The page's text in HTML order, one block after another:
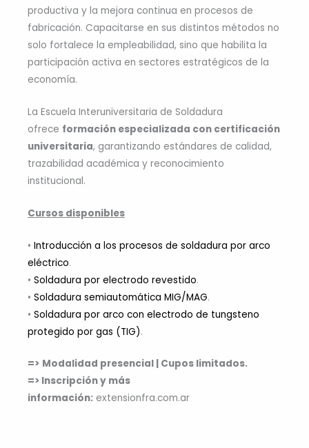
productiva y la mejora continua en procesos de
fabricación. Capacitarse en sus distintos métodos no
solo fortalece la empleabilidad, sino que habilita la
participación activa en sectores estratégicos de la
economía.
La Escuela Interuniversitaria de Soldadura
ofrece formación especializada con certificación
universitaria, garantizando estándares de calidad,
trazabilidad académica y reconocimiento
institucional.
Cursos disponibles
• Introducción a los procesos de soldadura por arco
eléctrico.
• Soldadura por electrodo revestido.
• Soldadura semiautomática MIG/MAG.
• Soldadura por arco con electrodo de tungsteno
protegido por gas (TIG).
=> Modalidad presencial | Cupos limitados.
=> Inscripción y más
información: extensionfra.com.ar